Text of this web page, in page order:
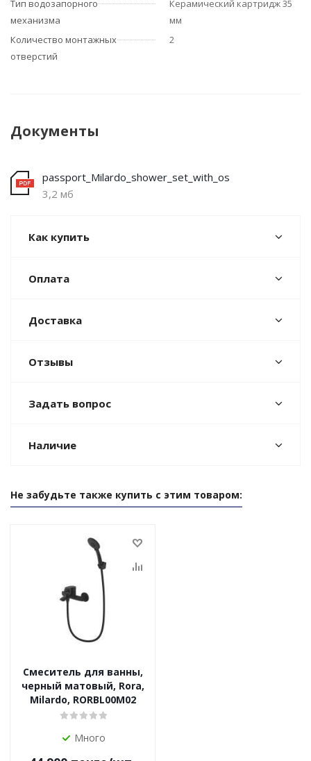
Тип водозапорного
механизма
Керамический картридж 35
мм
Количество монтажных
отверстий
2
Документы
passport_Milardo_shower_set_with_os
3,2 мб
Как купить
Оплата
Доставка
Отзывы
Задать вопрос
Наличие
Не забудьте также купить с этим товаром:
Смеситель для ванны,
черный матовый, Rora,
Milardo, RORBL00M02
Много